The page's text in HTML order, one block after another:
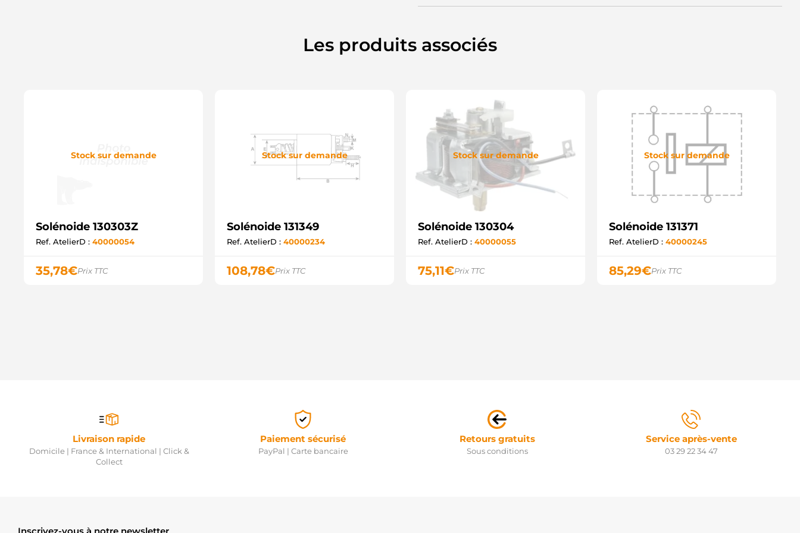
Les produits associés
Stock sur demande
Solénoide 130303Z
Ref. AtelierD : 40000054
35,78€Prix TTC
Stock sur demande
Solénoide 131349
Ref. AtelierD : 40000234
108,78€Prix TTC
Stock sur demande
Solénoide 130304
Ref. AtelierD : 40000055
75,11€Prix TTC
Stock sur demande
Solénoide 131371
Ref. AtelierD : 40000245
85,29€Prix TTC
Livraison rapide
Domicile | France & International | Click &
Collect
Paiement sécurisé
PayPal | Carte bancaire
Retours gratuits
Sous conditions
Service après-vente
03 29 22 34 47